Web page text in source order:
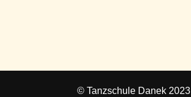
© Tanzschule Danek 2023